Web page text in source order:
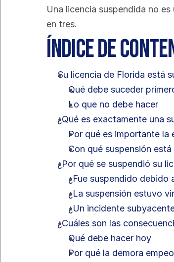
Una licencia suspendida no
en tres.
Índice de
Su licencia de Florida está
Qué debe suceder
Lo que no debe hacer
¿Qué es exactamente una
Por qué es importante la
Con qué suspensión
¿Por qué se suspendió su
¿Fue suspendido debido
¿La suspensión estuvo
¿Un incidente
¿Cuáles son las
Qué debe hacer hoy
Por qué la demora